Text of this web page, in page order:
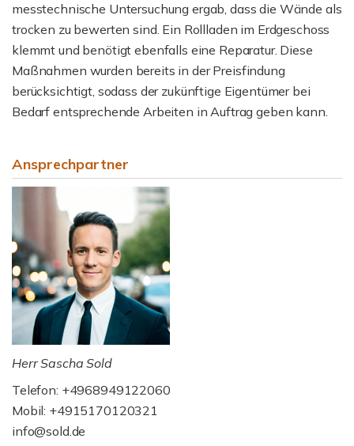
messtechnische Untersuchung ergab, dass die Wände als
trocken zu bewerten sind. Ein Rollladen im Erdgeschoss
klemmt und benötigt ebenfalls eine Reparatur. Diese
Maßnahmen wurden bereits in der Preisfindung
berücksichtigt, sodass der zukünftige Eigentümer bei
Bedarf entsprechende Arbeiten in Auftrag geben kann.
Ansprechpartner
Herr Sascha Sold
Telefon: +4968949122060
Mobil: +4915170120321
info@sold.de